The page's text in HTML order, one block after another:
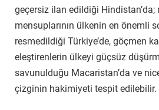
geçersiz ilan edildiği
mensuplarının ülkenin en önemli
resmedildiği Türkiye’de, göçmen
eleştirenlerin ülkeyi güçsüz
savunulduğu Macaristan’da ve
çizginin hakimiyeti tespit edilebilir.